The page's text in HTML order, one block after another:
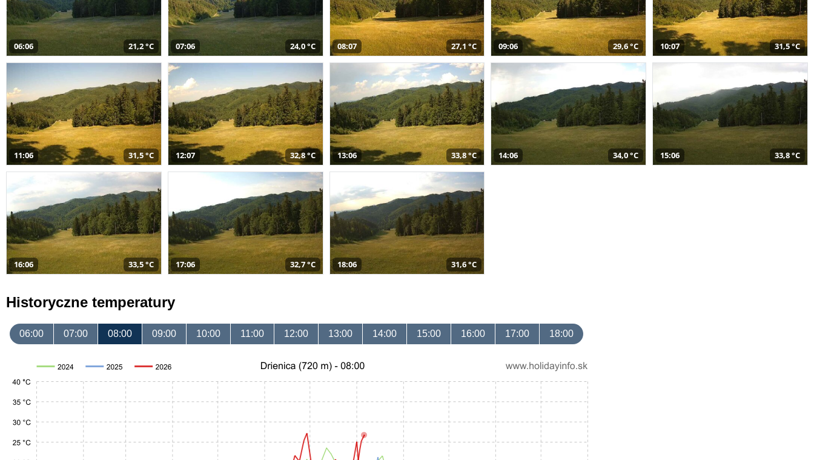
06:06 21,2 °C 07:06 24,0 °C 08:07 27,1 °C 09:06 29,6 °C 10:07 31,5 °C
11:06 31,5 °C 12:07 32,8 °C 13:06 33,8 °C 14:06 34,0 °C 15:06 33,8 °C
16:06 33,5 °C 17:06 32,7 °C 18:06 31,6 °C
Historyczne temperatury
06:00 07:00 08:00 09:00 10:00 11:00 12:00 13:00 14:00 15:00 16:00 17:00 18:00